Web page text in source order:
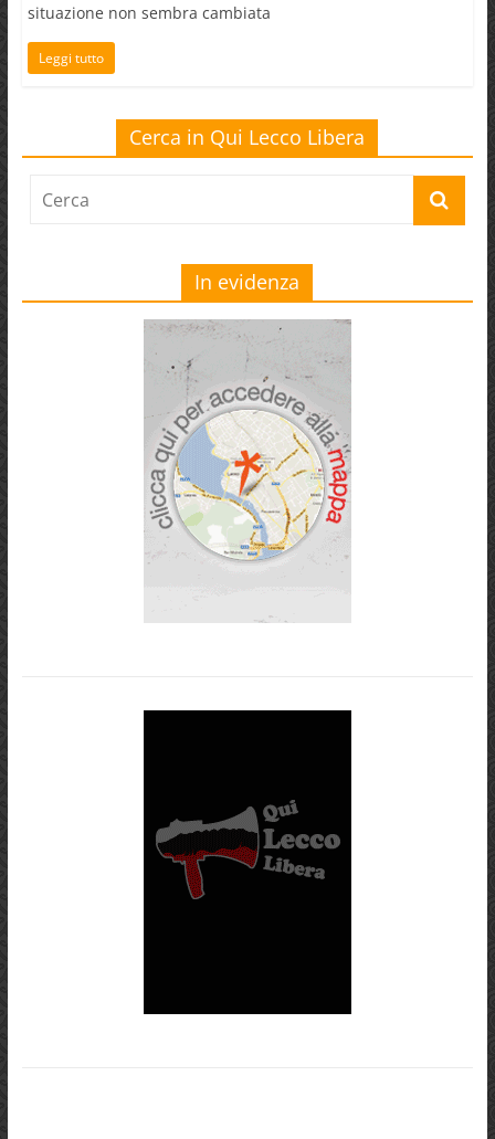
situazione non sembra cambiata
Leggi tutto
Cerca in Qui Lecco Libera
In evidenza